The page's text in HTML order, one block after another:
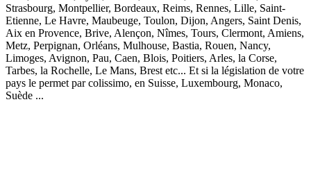
Strasbourg, Montpellier, Bordeaux, Reims, Rennes, Lille, Saint-
Etienne, Le Havre, Maubeuge, Toulon, Dijon, Angers, Saint Denis,
Aix en Provence, Brive, Alençon, Nîmes, Tours, Clermont, Amiens,
Metz, Perpignan, Orléans, Mulhouse, Bastia, Rouen, Nancy,
Limoges, Avignon, Pau, Caen, Blois, Poitiers, Arles, la Corse,
Tarbes, la Rochelle, Le Mans, Brest etc... Et si la législation de votre
pays le permet par colissimo, en Suisse, Luxembourg, Monaco,
Suède ...